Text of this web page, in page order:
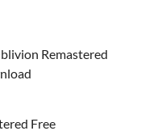
Remastered
Free